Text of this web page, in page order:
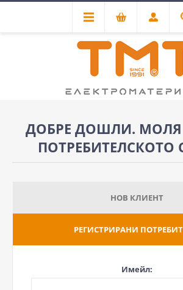
ДОБРЕ ДОШЛИ. МОЛЯ
ПОТРЕБИТЕЛСКОТО
НОВ КЛИЕНТ
РЕГИСТРИРАНИ
Имейл: